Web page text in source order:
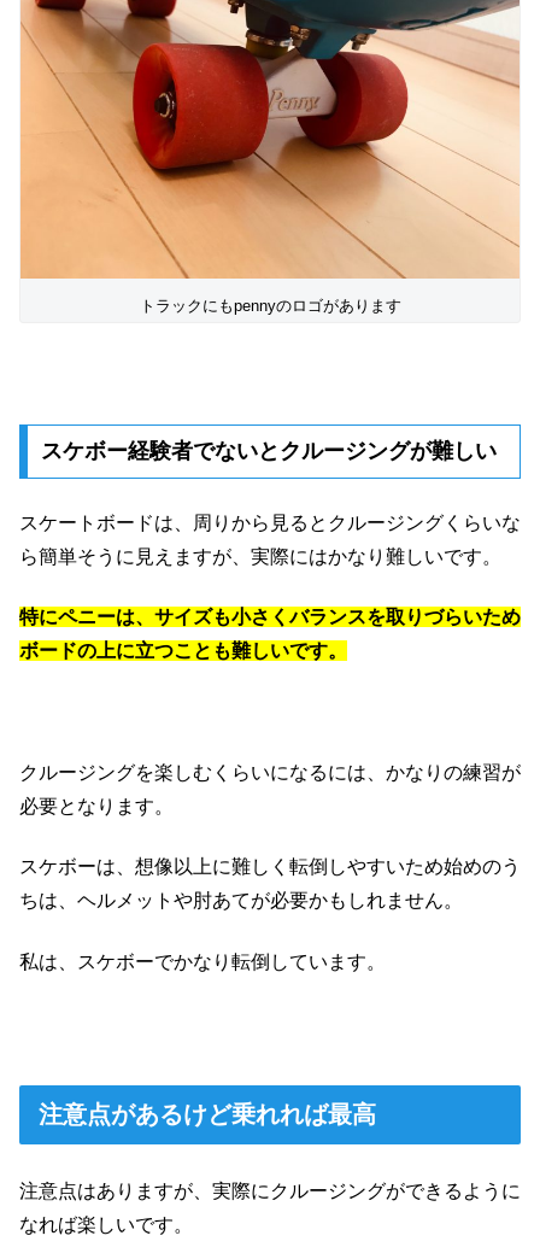
トラックにもpennyのロゴがあります
スケボー経験者でないとクルージングが難しい
スケートボードは、周りから見るとクルージングくらいな
ら簡単そうに見えますが、実際にはかなり難しいです。
特にペニーは、サイズも小さくバランスを取りづらいため
ボードの上に立つことも難しいです。
クルージングを楽しむくらいになるには、かなりの練習が
必要となります。
スケボーは、想像以上に難しく転倒しやすいため始めのう
ちは、ヘルメットや肘あてが必要かもしれません。
私は、スケボーでかなり転倒しています。
注意点があるけど乗れれば最高
注意点はありますが、実際にクルージングができるように
なれば楽しいです。